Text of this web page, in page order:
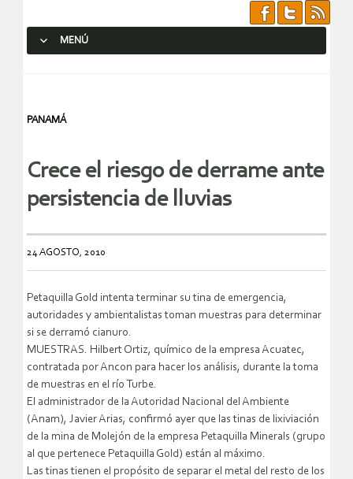
MENÚ
PANAMÁ
Crece el riesgo de derrame ante
persistencia de lluvias
24 AGOSTO, 2010
Petaquilla Gold intenta terminar su tina de emergencia,
autoridades y ambientalistas toman muestras para determinar
si se derramó cianuro.
MUESTRAS. Hilbert Ortiz, químico de la empresa Acuatec,
contratada por Ancon para hacer los análisis, durante la toma
de muestras en el río Turbe.
El administrador de la Autoridad Nacional del Ambiente
(Anam), Javier Arias, confirmó ayer que las tinas de lixiviación
de la mina de Molejón de la empresa Petaquilla Minerals (grupo
al que pertenece Petaquilla Gold) están al máximo.
Las tinas tienen el propósito de separar el metal del resto de los